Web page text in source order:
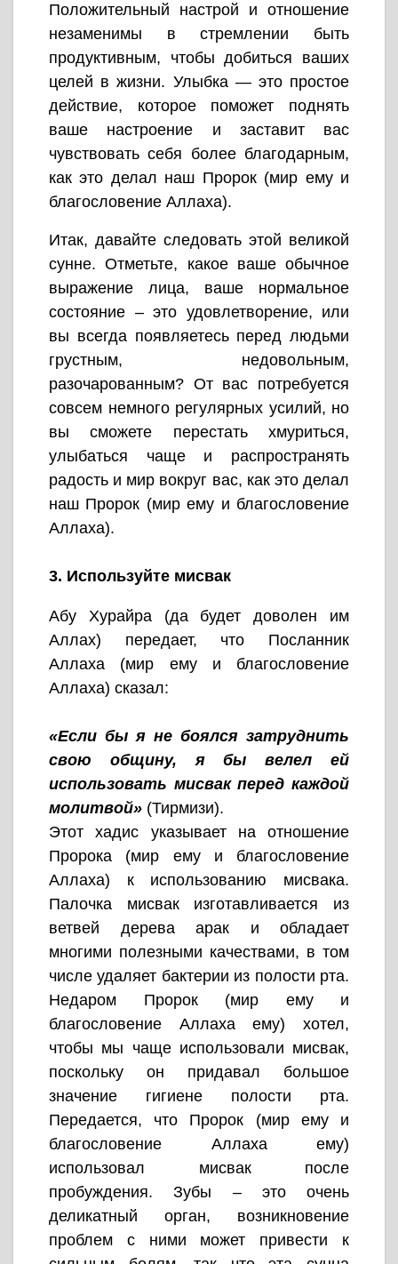
Положительный настрой и отношение
незаменимы в стремлении быть
продуктивным, чтобы добиться ваших
целей в жизни. Улыбка — это простое
действие, которое поможет поднять
ваше настроение и заставит вас
чувствовать себя более благодарным,
как это делал наш Пророк (мир ему и
благословение Аллаха).
Итак, давайте следовать этой великой
сунне. Отметьте, какое ваше обычное
выражение лица, ваше нормальное
состояние – это удовлетворение, или
вы всегда появляетесь перед людьми
грустным, недовольным,
разочарованным? От вас потребуется
совсем немного регулярных усилий, но
вы сможете перестать хмуриться,
улыбаться чаще и распространять
радость и мир вокруг вас, как это делал
наш Пророк (мир ему и благословение
Аллаха).
3. Используйте мисвак
Абу Хурайра (да будет доволен им
Аллах) передает, что Посланник
Аллаха (мир ему и благословение
Аллаха) сказал:
«Если бы я не боялся затруднить
свою общину, я бы велел ей
использовать мисвак перед каждой
молитвой» (Тирмизи).
Этот хадис указывает на отношение
Пророка (мир ему и благословение
Аллаха) к использованию мисвака.
Палочка мисвак изготавливается из
ветвей дерева арак и обладает
многими полезными качествами, в том
числе удаляет бактерии из полости рта.
Недаром Пророк (мир ему и
благословение Аллаха ему) хотел,
чтобы мы чаще использовали мисвак,
поскольку он придавал большое
значение гигиене полости рта.
Передается, что Пророк (мир ему и
благословение Аллаха ему)
использовал мисвак после
пробуждения. Зубы – это очень
деликатный орган, возникновение
проблем с ними может привести к